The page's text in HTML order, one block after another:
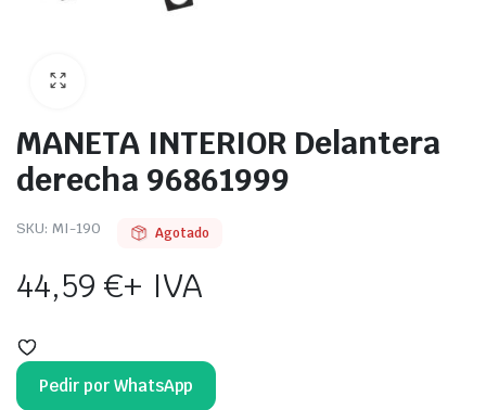
MANETA INTERIOR Delantera
derecha 96861999
SKU: MI-190 Agotado
44,59€+ IVA
Pedir por WhatsApp